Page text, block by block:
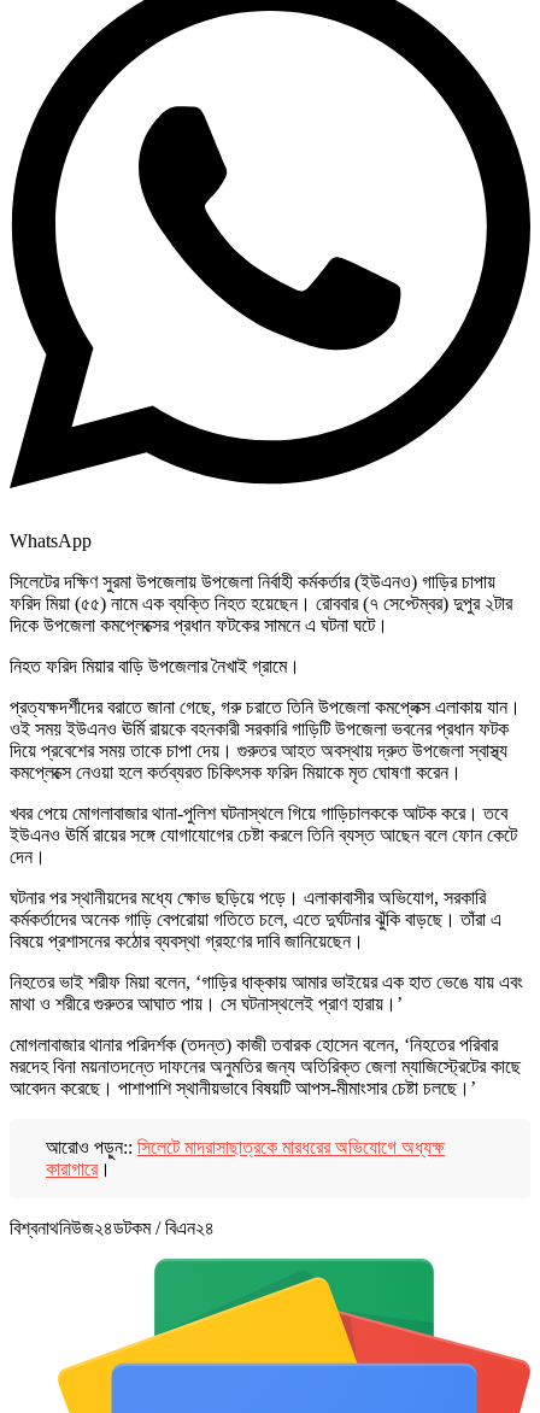
WhatsApp
সিলেটের দক্ষিণ সুরমা উপজেলায় উপজেলা নির্বাহী কর্মকর্তার (ইউএনও) গাড়ির চাপায়
ফরিদ মিয়া (৫৫) নামে এক ব্যক্তি নিহত হয়েছেন। রোববার (৭ সেপ্টেম্বর) দুপুর ২টার
দিকে উপজেলা কমপ্লেক্সের প্রধান ফটকের সামনে এ ঘটনা ঘটে।
নিহত ফরিদ মিয়ার বাড়ি উপজেলার নৈখাই গ্রামে।
প্রত্যক্ষদর্শীদের বরাতে জানা গেছে, গরু চরাতে তিনি উপজেলা কমপ্লেক্স এলাকায় যান।
ওই সময় ইউএনও ঊর্মি রায়কে বহনকারী সরকারি গাড়িটি উপজেলা ভবনের প্রধান ফটক
দিয়ে প্রবেশের সময় তাকে চাপা দেয়। গুরুতর আহত অবস্থায় দ্রুত উপজেলা স্বাস্থ্য
কমপ্লেক্সে নেওয়া হলে কর্তব্যরত চিকিৎসক ফরিদ মিয়াকে মৃত ঘোষণা করেন।
খবর পেয়ে মোগলাবাজার থানা-পুলিশ ঘটনাস্থলে গিয়ে গাড়িচালককে আটক করে। তবে
ইউএনও ঊর্মি রায়ের সঙ্গে যোগাযোগের চেষ্টা করলে তিনি ব্যস্ত আছেন বলে ফোন কেটে
দেন।
ঘটনার পর স্থানীয়দের মধ্যে ক্ষোভ ছড়িয়ে পড়ে। এলাকাবাসীর অভিযোগ, সরকারি
কর্মকর্তাদের অনেক গাড়ি বেপরোয়া গতিতে চলে, এতে দুর্ঘটনার ঝুঁকি বাড়ছে। তাঁরা এ
বিষয়ে প্রশাসনের কঠোর ব্যবস্থা গ্রহণের দাবি জানিয়েছেন।
নিহতের ভাই শরীফ মিয়া বলেন, ‘গাড়ির ধাক্কায় আমার ভাইয়ের এক হাত ভেঙে যায় এবং
মাথা ও শরীরে গুরুতর আঘাত পায়। সে ঘটনাস্থলেই প্রাণ হারায়।’
মোগলাবাজার থানার পরিদর্শক (তদন্ত) কাজী তবারক হোসেন বলেন, ‘নিহতের পরিবার
মরদেহ বিনা ময়নাতদন্তে দাফনের অনুমতির জন্য অতিরিক্ত জেলা ম্যাজিস্ট্রেটের কাছে
আবেদন করেছে। পাশাপাশি স্থানীয়ভাবে বিষয়টি আপস-মীমাংসার চেষ্টা চলছে।’
আরোও পড়ুন:: সিলেটে মাদরাসাছাত্রকে মারধরের অভিযোগে অধ্যক্ষ
কারাগারে।
বিশ্বনাথনিউজ২৪ডটকম / বিএন২৪